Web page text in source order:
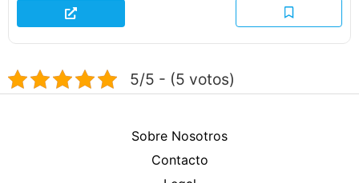
5/5 - (5 votos)
Sobre Nosotros
Contacto